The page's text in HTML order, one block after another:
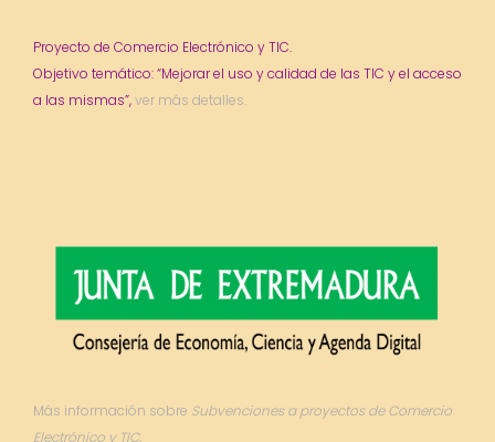
Proyecto de Comercio Electrónico y TIC.
Objetivo temático: “Mejorar el uso y calidad de las TIC y el acceso
a las mismas”,ver más detalles.
Más información sobre Subvenciones a proyectos de Comercio
Electrónico y TIC.